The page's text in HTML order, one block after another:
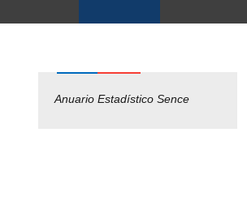
Anuario Estadístico Sence
Solicitud Audiencias y